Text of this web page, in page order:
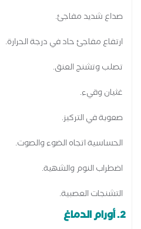
صداع شديد مفاجئ.
ارتفاع مفاجئ حاد في درجة الحرارة.
تصلب وتشنج العنق.
غثيان وقيء.
صعوبة في التركيز.
الحساسية اتجاه الضوء والصوت.
اضطراب النوم والشهية.
التشنجات العصبية.
2. أورام الدماغ